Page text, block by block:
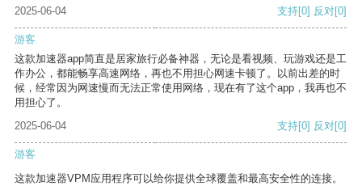
2025-06-04
支持[0] 反对[0]
游客
这款加速器app简直是居家旅行必备神器，无论是看视频、玩游戏还是工
作办公，都能畅享高速网络，再也不用担心网速卡顿了。以前出差的时
候，经常因为网速慢而无法正常使用网络，现在有了这个app，我再也不
用担心了。
2025-06-04
支持[0] 反对[0]
游客
这款加速器VPM应用程序可以给你提供全球覆盖和最高安全性的连接。